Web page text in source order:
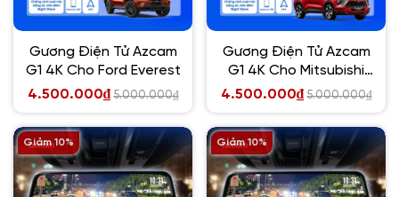
Gương Điện Tử Azcam
G1 4K Cho Ford Everest
4.500.000₫ 5.000.000₫
Gương Điện Tử Azcam
G1 4K Cho Mitsubishi
Xforce
4.500.000₫ 5.000.000₫
Giảm 10% Giảm 10%